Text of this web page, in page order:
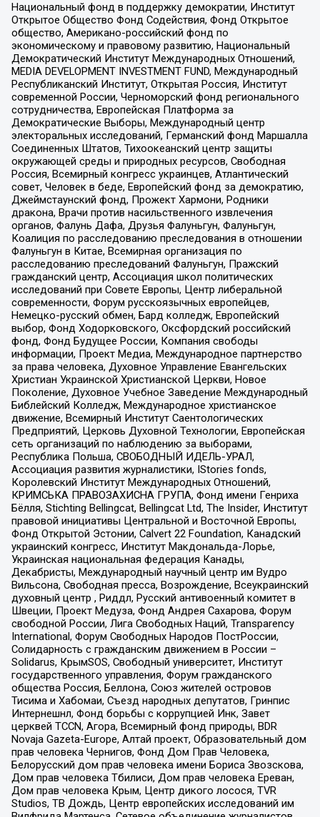
Национальный фонд в поддержку демократии, Институт
Открытое Общество Фонд Содействия, Фонд Открытое
общество, Американо-российский фонд по
экономическому и правовому развитию, Национальный
Демократический Институт Международных Отношений,
MEDIA DEVELOPMENT INVESTMENT FUND, Международный
Республиканский Институт, Открытая Россия, Институт
современной России, Черноморский фонд регионального
сотрудничества, Европейская Платформа за
Демократические Выборы, Международный центр
электоральных исследований, Германский фонд Маршалла
Соединенных Штатов, Тихоокеанский центр защиты
окружающей среды и природных ресурсов, Свободная
Россия, Всемирный конгресс украинцев, Атлантический
совет, Человек в беде, Европейский фонд за демократию,
Джеймстаунский фонд, Прожект Хармони, Родники
дракона, Врачи против насильственного извлечения
органов, Фалунь Дафа, Друзья Фалуньгун, Фалуньгун,
Коалиция по расследованию преследования в отношении
Фалуньгун в Китае, Всемирная организация по
расследованию преследований Фалуньгун, Пражский
гражданский центр, Ассоциация школ политических
исследований при Совете Европы, Центр либеральной
современности, Форум русскоязычных европейцев,
Немецко-русский обмен, Бард колледж, Европейский
выбор, Фонд Ходорковского, Оксфордский российский
фонд, Фонд Будущее России, Компания свободы
информации, Проект Медиа, Международное партнерство
за права человека, Духовное Управление Евангельских
Христиан Украинской Христианской Церкви, Новое
Поколение, Духовное Учебное Заведение Международный
Библейский Колледж, Международное христианское
движение, Всемирный Институт Саентологических
Предприятий, Церковь Духовной Технологии, Европейская
сеть организаций по наблюдению за выборами,
Республика Польша, СВОБОДНЫЙ ИДЕЛЬ-УРАЛ,
Ассоциация развития журналистики, IStories fonds,
Королевский Институт Международных Отношений,
КРИМСЬКА ПРАВОЗАХИСНА ГРУПА, Фонд имени Генриха
Бёлля, Stichting Bellingcat, Bellingcat Ltd, The Insider, Институт
правовой инициативы Центральной и Восточной Европы,
Фонд Открытой Эстонии, Calvert 22 Foundation, Канадский
украинский конгресс, Институт Макдональда-Лорье,
Украинская национальная федерация Канады,
Декабристы, Международный научный центр им Вудро
Вильсона, Свободная пресса, Возрождение, Всеукраинский
духовный центр , Риддл, Русский антивоенный комитет в
Швеции, Проект Медуза, Фонд Андрея Сахарова, Форум
свободной России, Лига Свободных Наций, Transparеncy
International, Форум Свободных Народов ПостРоссии,
Солидарность с гражданским движением в России –
Solidarus, КрымSOS, Свободный университет, Институт
государственного управления, Форум гражданского
общества Россия, Беллона, Союз жителей островов
Тисима и Хабомаи, Съезд народных депутатов, Гринпис
Интернешнл, Фонд борьбы с коррупцией Инк, Завет
церквей TCCN, Агора, Всемирный фонд природы, BDR
Novaja Gazeta-Europe, Алтай проект, Образовательный дом
прав человека Чернигов, Фонд Дом Прав Человека,
Белорусский дом прав человека имени Бориса Звозскова,
Дом прав человека Тбилиси, Дом прав человека Ереван,
Дом прав человека Крым, Центр дикого лосося, TVR
Studios, ТВ Дождь, Центр европейских исследований им